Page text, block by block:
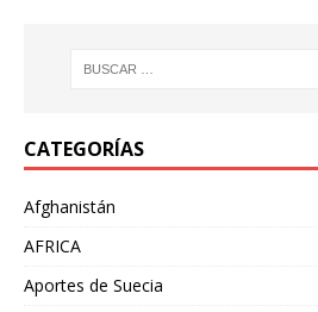
CATEGORÍAS
Afghanistán
AFRICA
Aportes de Suecia